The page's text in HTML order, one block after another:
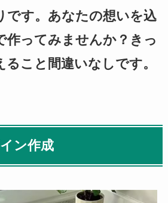
です。あなたの想いを込
作ってみませんか？きっ
こと間違いなしです。
ン作成